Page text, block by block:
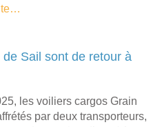
Sail sont de retour à
les voiliers cargos Grain
par deux transporteurs,